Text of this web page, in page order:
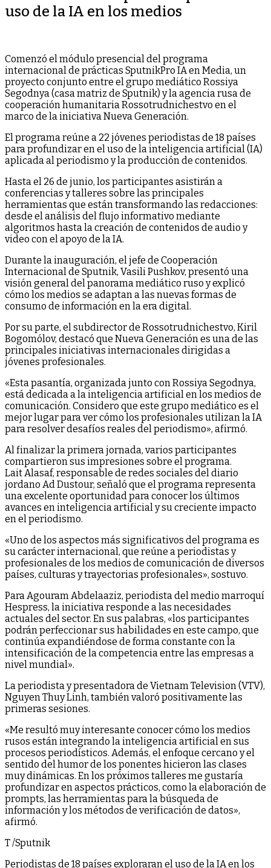
uso de la IA en los medios
Comenzó el módulo presencial del programa
internacional de prácticas SputnikPro IA en Media, un
proyecto conjunto entre el grupo mediático Rossiya
Segodnya (casa matriz de Sputnik) y la agencia rusa de
cooperación humanitaria Rossotrudnichestvo en el
marco de la iniciativa Nueva Generación.
El programa reúne a 22 jóvenes periodistas de 18 países
para profundizar en el uso de la inteligencia artificial (IA)
aplicada al periodismo y la producción de contenidos.
Hasta el 26 de junio, los participantes asistirán a
conferencias y talleres sobre las principales
herramientas que están transformando las redacciones:
desde el análisis del flujo informativo mediante
algoritmos hasta la creación de contenidos de audio y
video con el apoyo de la IA.
Durante la inauguración, el jefe de Cooperación
Internacional de Sputnik, Vasili Pushkov, presentó una
visión general del panorama mediático ruso y explicó
cómo los medios se adaptan a las nuevas formas de
consumo de información en la era digital.
Por su parte, el subdirector de Rossotrudnichestvo, Kiril
Bogomólov, destacó que Nueva Generación es una de las
principales iniciativas internacionales dirigidas a
jóvenes profesionales.
«Esta pasantía, organizada junto con Rossiya Segodnya,
está dedicada a la inteligencia artificial en los medios de
comunicación. Considero que este grupo mediático es el
mejor lugar para ver cómo los profesionales utilizan la IA
para resolver desafíos reales del periodismo», afirmó.
Al finalizar la primera jornada, varios participantes
compartieron sus impresiones sobre el programa.
Lait Alasaf, responsable de redes sociales del diario
jordano Ad Dustour, señaló que el programa representa
una excelente oportunidad para conocer los últimos
avances en inteligencia artificial y su creciente impacto
en el periodismo.
«Uno de los aspectos más significativos del programa es
su carácter internacional, que reúne a periodistas y
profesionales de los medios de comunicación de diversos
países, culturas y trayectorias profesionales», sostuvo.
Para Agouram Abdelaaziz, periodista del medio marroquí
Hespress, la iniciativa responde a las necesidades
actuales del sector. En sus palabras, «los participantes
podrán perfeccionar sus habilidades en este campo, que
continúa expandiéndose de forma constante con la
intensificación de la competencia entre las empresas a
nivel mundial».
La periodista y presentadora de Vietnam Television (VTV),
Nguyen Thuy Linh, también valoró positivamente las
primeras sesiones.
«Me resultó muy interesante conocer cómo los medios
rusos están integrando la inteligencia artificial en sus
procesos periodísticos. Además, el enfoque cercano y el
sentido del humor de los ponentes hicieron las clases
muy dinámicas. En los próximos talleres me gustaría
profundizar en aspectos prácticos, como la elaboración de
prompts, las herramientas para la búsqueda de
información y los métodos de verificación de datos»,
afirmó.
T /Sputnik
Periodistas de 18 países exploraran el uso de la IA en los